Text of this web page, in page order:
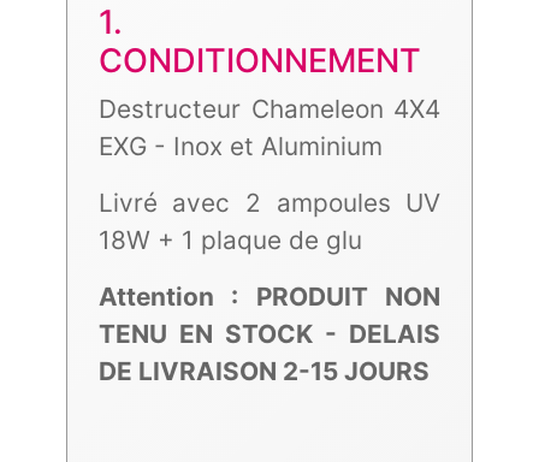
1.
CONDITIONNEMENT
Destructeur Chameleon 4X4
EXG - Inox et Aluminium
Livré avec 2 ampoules UV
18W + 1 plaque de glu
Attention : PRODUIT NON
TENU EN STOCK - DELAIS
DE LIVRAISON 2-15 JOURS